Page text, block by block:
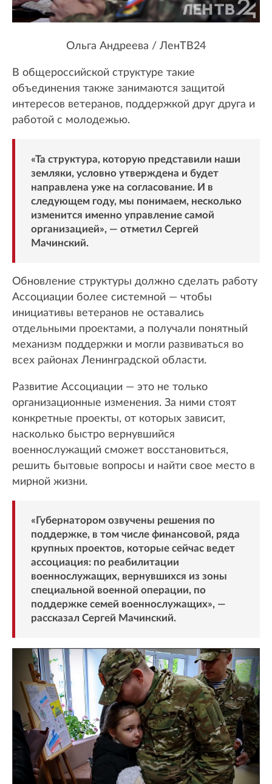
Ольга Андреева / ЛенТВ24
В общероссийской структуре такие
объединения также занимаются защитой
интересов ветеранов, поддержкой друг друга и
работой с молодежью.
«Та структура, которую представили наши
земляки, условно утверждена и будет
направлена уже на согласование. И в
следующем году, мы понимаем, несколько
изменится именно управление самой
организацией», — отметил Сергей
Мачинский.
Обновление структуры должно сделать работу
Ассоциации более системной — чтобы
инициативы ветеранов не оставались
отдельными проектами, а получали понятный
механизм поддержки и могли развиваться во
всех районах Ленинградской области.
Развитие Ассоциации — это не только
организационные изменения. За ними стоят
конкретные проекты, от которых зависит,
насколько быстро вернувшийся
военнослужащий сможет восстановиться,
решить бытовые вопросы и найти свое место в
мирной жизни.
«Губернатором озвучены решения по
поддержке, в том числе финансовой, ряда
крупных проектов, которые сейчас ведет
ассоциация: по реабилитации
военнослужащих, вернувшихся из зоны
специальной военной операции, по
поддержке семей военнослужащих», —
рассказал Сергей Мачинский.